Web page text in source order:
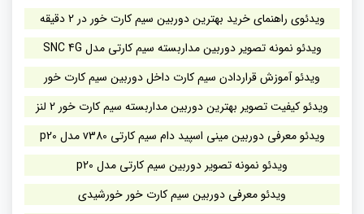
ویدئوی راهنمای خرید بهترین دوربین سیم کارت خور در 2 دقیقه
ویدئو نمونه تصویر دوربین مداربسته سیم کارتی مدل SNC 4G
ویدئو آموزش قراردادن سیم کارت داخل دوربین سیم کارت خور
ویدئو کیفیت تصویر بهترین دوربین مداربسته سیم کارت خور 2 لنز
ویدئو معرفی دوربین مینی اسپید دام سیم کارتی v380 مدل p20
ویدئو نمونه تصویر دوربین سیم کارتی مدل p20
ویدئو معرفی دوربین سیم کارت خور خورشیدی